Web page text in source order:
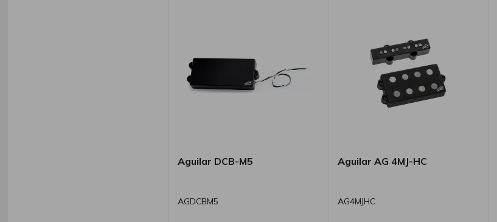
Aguilar DCB-M5
AGDCBM5
Aguilar AG 4MJ-HC
AG4MJHC